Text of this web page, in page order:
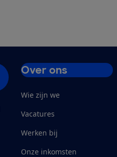
Over ons
Wie zijn we
Vacatures
Werken bij
Onze inkomsten